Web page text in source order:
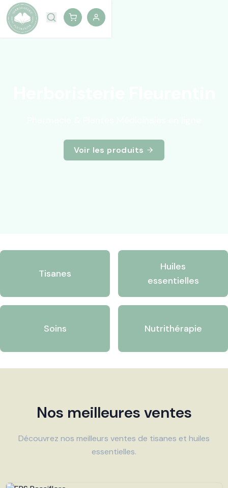
Voir les produits
Tisanes
Huiles
essentielles
Soins Nutrithérapie
Nos meilleures ventes
Découvrez nos meilleurs ventes de tisanes et huiles
essentielles.